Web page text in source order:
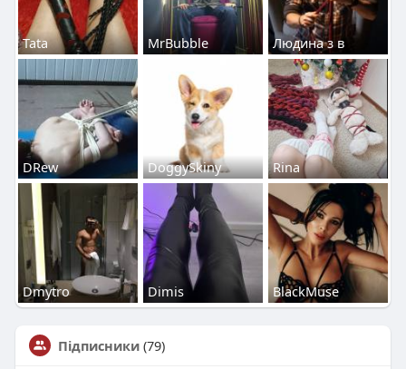
Tata MrBubble Людина з в
DRew DoggySkiny Rina
Dmytro Dimis BlackMuse
Підписники (79)